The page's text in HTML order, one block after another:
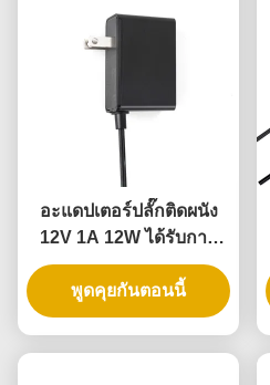
อะแดปเตอร์ปลั๊กติดผนัง
12V 1A 12W ได้รับการ
รับรอง UL พร้อมการรับ
ประกัน 3 ปี และการ
ป้องกันหลายรูปแบบ
พูดคุยกันตอนนี้